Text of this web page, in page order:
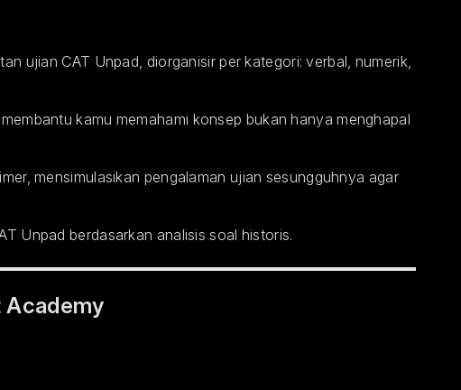
ujian CAT Unpad, diorganisir per kategori: verbal, numerik,
kamu memahami konsep bukan hanya menghapal
mensimulasikan pengalaman ujian sesungguhnya agar
Unpad berdasarkan analisis soal historis.
Academy